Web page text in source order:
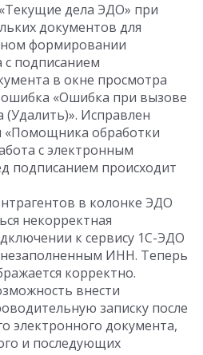
дела ЭДО» при
документов для
формировании
с подписанием
в окне просмотра
«Ошибка при вызове
(Удалить)». Исправлен
«Помощника обработки
с электронным
подписанием происходит
в колонке ЭДО
некорректная
к сервису 1С-ЭДО
незаполненным ИНН. Теперь
корректно.
внести
записку после
электронного документа,
и последующих